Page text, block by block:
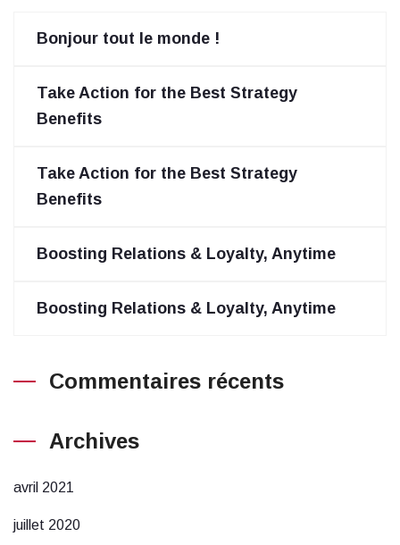
Bonjour tout le monde !
Take Action for the Best Strategy
Benefits
Take Action for the Best Strategy
Benefits
Boosting Relations & Loyalty, Anytime
Boosting Relations & Loyalty, Anytime
Commentaires récents
Archives
avril 2021
juillet 2020